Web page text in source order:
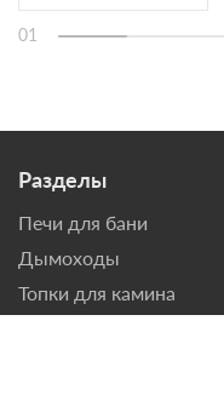
01
Разделы
Печи для бани
Дымоходы
Топки для камина